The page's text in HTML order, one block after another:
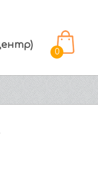
0